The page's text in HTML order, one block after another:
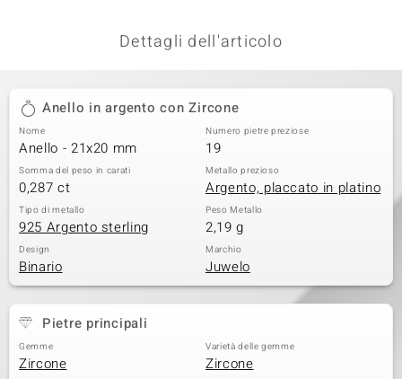
Dettagli dell'articolo
Anello in argento con Zircone
Nome
Anello - 21x20 mm
Numero pietre preziose
19
Somma del peso in carati
0,287 ct
Metallo prezioso
Argento, placcato in platino
Tipo di metallo
925 Argento sterling
Peso Metallo
2,19 g
Design
Binario
Marchio
Juwelo
Pietre principali
Gemme
Zircone
Varietà delle gemme
Zircone